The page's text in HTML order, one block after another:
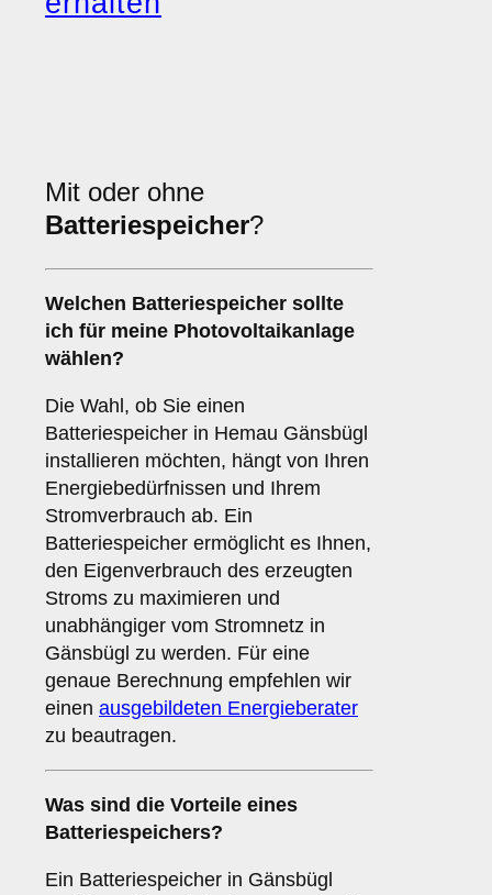
Mit oder ohne
Batteriespeicher?
Welchen Batteriespeicher sollte
ich für meine Photovoltaikanlage
wählen?
Die Wahl, ob Sie einen
Batteriespeicher in Hemau Gänsbügl
installieren möchten, hängt von Ihren
Energiebedürfnissen und Ihrem
Stromverbrauch ab. Ein
Batteriespeicher ermöglicht es Ihnen,
den Eigenverbrauch des erzeugten
Stroms zu maximieren und
unabhängiger vom Stromnetz in
Gänsbügl zu werden. Für eine
genaue Berechnung empfehlen wir
einen ausgebildeten Energieberater
zu beautragen.
Was sind die Vorteile eines
Batteriespeichers?
Ein Batteriespeicher in Gänsbügl